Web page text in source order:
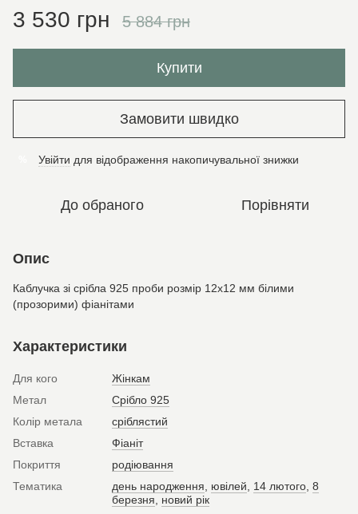
3 530 грн 5 884 грн
Купити
Замовити швидко
Увійти для відображення накопичувальної знижки
До обраного Порівняти
Опис
Каблучка зі срібла 925 проби розмір 12х12 мм білими
(прозорими) фіанітами
Характеристики
Для кого
Жінкам
Метал
Срібло 925
Колір метала
сріблястий
Вставка
Фіаніт
Покриття
родіювання
Тематика
день народження ювілей 14 лютого 8
березня
новий рік